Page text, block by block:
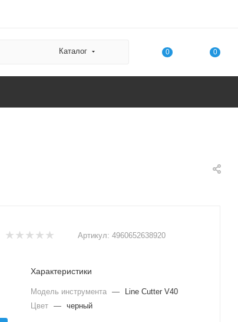
Каталог 0 0
Артикул: 4960652638920
Характеристики
Модель инструмента —
Line Cutter V40
Цвет — черный